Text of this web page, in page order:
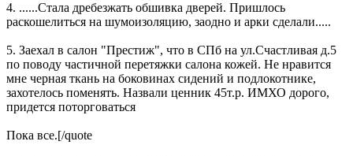
4. ......Стала дребезжать обшивка дверей. Пришлось
раскошелиться на шумоизоляцию, заодно и арки сделали.....
5. Заехал в салон "Престиж", что в СПб на ул.Счастливая д.5
по поводу частичной перетяжки салона кожей. Не нравится
мне черная ткань на боковинах сидений и подлокотнике,
захотелось поменять. Назвали ценник 45т.р. ИМХО дорого,
придется поторговаться
Пока все.[/quote